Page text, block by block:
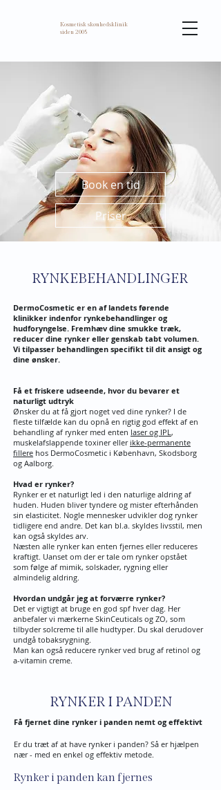
Kosmetisk skønhedsklinik
siden 2005
Book en tid
Priser
RYNKEBEHANDLINGER
DermoCosmetic er en af landets førende
klinikker indenfor rynkebehandlinger og
hudforyngelse. Fremhæv dine smukke træk,
reducer dine rynker eller genskab tabt volumen.
Vi tilpasser behandlingen specifikt til dit ansigt og
dine ønsker.
Få et friskere udseende, hvor du bevarer et
naturligt udtryk
Ønsker du at få gjort noget ved dine rynker? I de
fleste tilfælde kan du opnå en rigtig god effekt af en
behandling af rynker med enten laser og IPL,
muskelafslappende toxiner eller ikke-permanente
fillere hos DermoCosmetic i København, Skodsborg
og Aalborg.
Hvad er rynker?
Rynker er et naturligt led i den naturlige aldring af
huden. Huden bliver tyndere og mister efterhånden
sin elasticitet. Nogle mennesker udvikler dog rynker
tidligere end andre. Det kan bl.a. skyldes livsstil, men
kan også skyldes arv.
Næsten alle rynker kan enten fjernes eller reduceres
kraftigt. Uanset om der er tale om rynker opstået
som følge af mimik, solskader, rygning eller
almindelig aldring.
Hvordan undgår jeg at forværre rynker?
Det er vigtigt at bruge en god spf hver dag. Her
anbefaler vi mærkerne SkinCeuticals og ZO, som
tilbyder solcreme til alle hudtyper. Du skal derudover
undgå tobaksrygning.
Man kan også reducere rynker ved brug af retinol og
a-vitamin creme.
RYNKER I PANDEN
Få fjernet dine rynker i panden nemt og effektivt
Er du træt af at have rynker i panden? Så er hjælpen
nær - med en enkel og effektiv metode.
Rynker i panden kan fjernes